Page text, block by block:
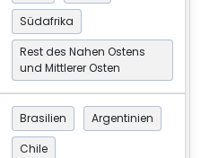
Südafrika
Rest des Nahen Ostens
und Mittlerer Osten
Brasilien
Argentinien
Chile